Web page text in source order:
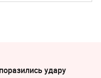
удару